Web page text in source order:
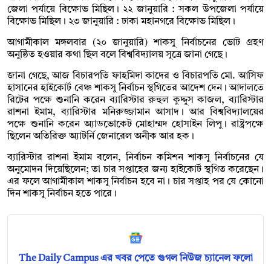
জেলা পর্যায়ে বিক্ষোভ মিছিল। ২২ জানুয়ারি : সকল উপজেলা পর্যায়ে
বিক্ষোভ মিছিল। ২৩ জানুয়ারি : ঢাকা মহানগরে বিক্ষোভ মিছিল।
আগামীকাল মঙ্গলবার (২০ জানুয়ারি) শাকসু নির্বাচনের ভোট গ্রহণ
অনুষ্ঠিত হওয়ার কথা ছিল বলে বিশ্ববিদ্যালয় সূত্রে জানা গেছে।
জানা গেছে, আজ বিচারপতি ফাহমিদা কাদের ও বিচারপতি মো. আসিফ
হাসানের হাইকোর্ট বেঞ্চ শাকসু নির্বাচন স্থগিতের আদেশ দেন। আদালতে
রিটের পক্ষে শুনানি করেন ব্যারিস্টার রুহুল কুদ্দুস কাজল, ব্যারিস্টার
রাশনা ইমাম, ব্যারিস্টার মনিরুজ্জামান আসাদ। আর বিশ্ববিদ্যালয়ের
পক্ষে শুনানি করেন অ্যাডভোকেট মোহাম্মদ হোসাইন লিপু। রাষ্ট্রপক্ষে
ছিলেন অতিরিক্ত অ্যাটর্নি জেনারেল অনীক আর হক।
ব্যারিস্টার রাশনা ইমাম বলেন, নির্বাচন কমিশন শাকসু নির্বাচনের যে
অনুমোদন দিয়েছিলেন; তা চার সপ্তাহের জন্য হাইকোর্ট স্থগিত করেছেন।
এর ফলে আগামীকাল শাকসু নির্বাচন হবে না। চার সপ্তাহ পর যে কোনো
দিন শাকসু নির্বাচন হতে পারে।
The Daily Campus এর খবর পেতে গুগল নিউজ চ্যানেল ফলো